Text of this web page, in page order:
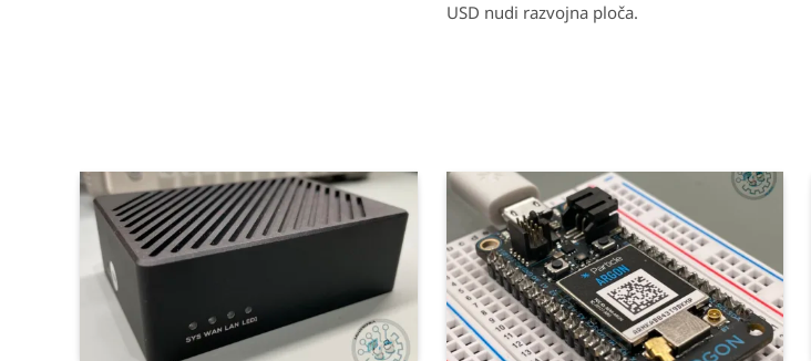
USD nudi razvojna ploča.